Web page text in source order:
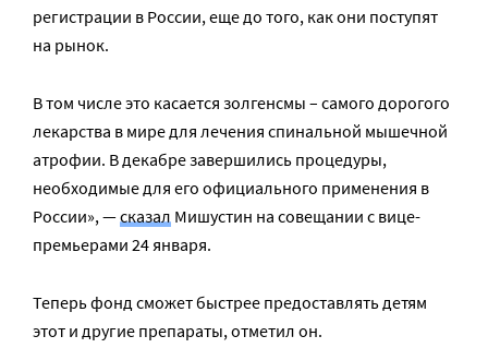
регистрации в России, еще до того, как они поступят
на рынок.
В том числе это касается золгенсмы – самого дорогого
лекарства в мире для лечения спинальной мышечной
атрофии. В декабре завершились процедуры,
необходимые для его официального применения в
России», —сказал Мишустин на совещании с вице-
премьерами 24 января.
Теперь фонд сможет быстрее предоставлять детям
этот и другие препараты, отметил он.